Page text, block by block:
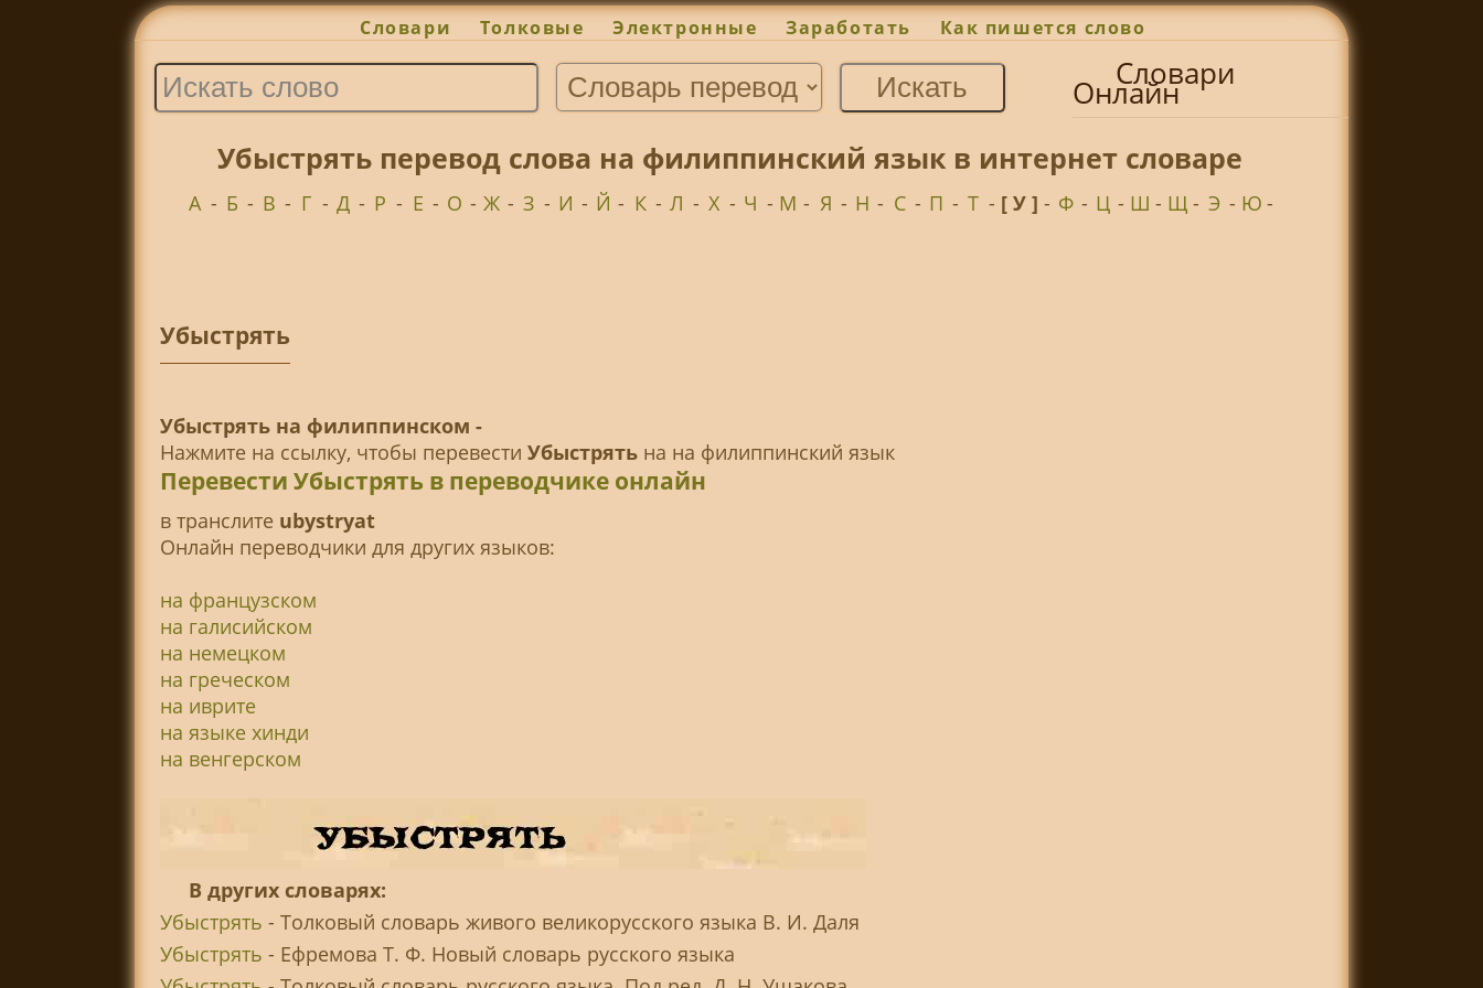
Словари Толковые Электронные Заработать Как пишется слово
Словари
Онлайн
Убыстрять перевод слова на филиппинский язык в интернет словаре
А - Б - В - Г - Д - Р - Е - О - Ж - З - И - Й - К - Л - Х - Ч - М - Я - Н - С - П - Т - [ У ]- Ф - Ц - Ш - Щ- Э - Ю-
Убыстрять
Убыстрять на филиппинском -
Нажмите на ссылку, чтобы перевести Убыстрятьна на филиппинский язык
Перевести Убыстрять в переводчике онлайн
в транслитe ubystryat
Онлайн переводчики для других языков:
на французском
на галисийском
на немецком
на греческом
на иврите
на языке хинди
на венгерском
В других словарях:
Убыстрять - Толковый словарь живого великорусского языка В. И. Даля
Убыстрять - Ефремова Т. Ф. Новый словарь русского языка